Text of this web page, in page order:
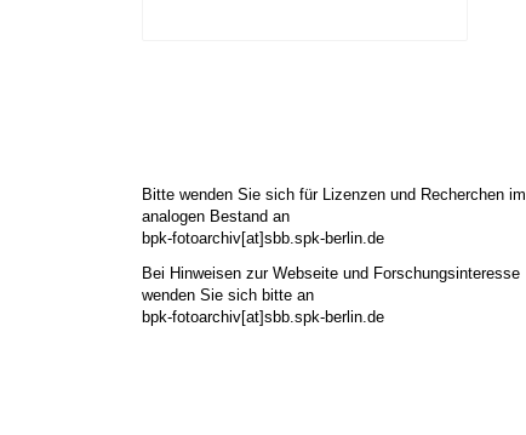
Bitte wenden Sie sich für Lizenzen und Recherchen im
analogen Bestand an
bpk-fotoarchiv[at]sbb.spk-berlin.de
Bei Hinweisen zur Webseite und Forschungsinteresse
wenden Sie sich bitte an
bpk-fotoarchiv[at]sbb.spk-berlin.de